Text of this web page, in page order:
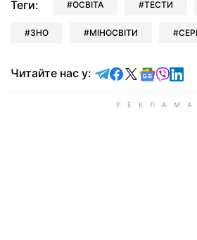
Теги: ОСВІТА ТЕСТИ
ЗНО МІНОСВІТИ
Читайте нас у: Читайте у
Читайте у
Читайте у X